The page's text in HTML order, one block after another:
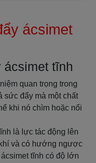
ácsimet
tĩnh
quan trọng trong
sức đẩy mà một chất
khi nó chìm hoặc nổi
là lực tác động lên
và có hướng ngược
tĩnh có độ lớn